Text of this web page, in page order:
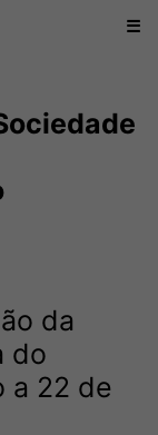
☰
da
do
a 22 de